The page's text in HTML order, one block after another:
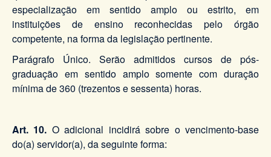
especialização em sentido amplo ou estrito, em
instituições de ensino reconhecidas pelo órgão
competente, na forma da legislação pertinente.
Parágrafo Único. Serão admitidos cursos de pós-
graduação em sentido amplo somente com duração
mínima de 360 (trezentos e sessenta) horas.
Art. 10. O adicional incidirá sobre o vencimento-base
do(a) servidor(a), da seguinte forma: